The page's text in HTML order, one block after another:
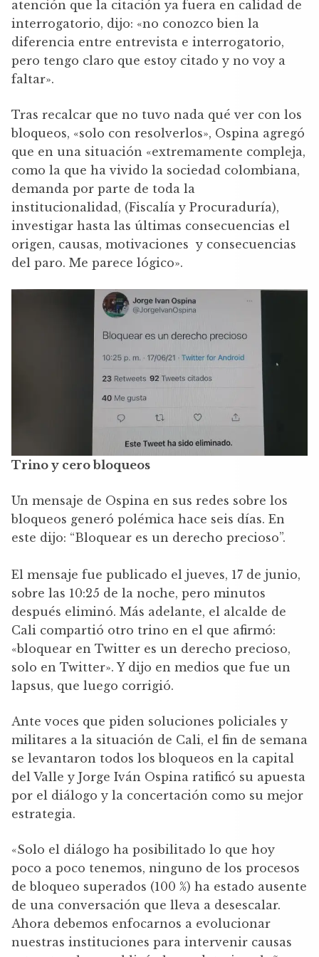
atención que la citación ya fuera en calidad de
interrogatorio, dijo: «no conozco bien la
diferencia entre entrevista e interrogatorio,
pero tengo claro que estoy citado y no voy a
faltar».
Tras recalcar que no tuvo nada qué ver con los
bloqueos, «solo con resolverlos», Ospina agregó
que en una situación «extremamente compleja,
como la que ha vivido la sociedad colombiana,
demanda por parte de toda la
institucionalidad, (Fiscalía y Procuraduría),
investigar hasta las últimas consecuencias el
origen, causas, motivaciones y consecuencias
del paro. Me parece lógico».
Trino y cero bloqueos
Un mensaje de Ospina en sus redes sobre los
bloqueos generó polémica hace seis días. En
este dijo: “Bloquear es un derecho precioso”.
El mensaje fue publicado el jueves, 17 de junio,
sobre las 10:25 de la noche, pero minutos
después eliminó. Más adelante, el alcalde de
Cali compartió otro trino en el que afirmó:
«bloquear en Twitter es un derecho precioso,
solo en Twitter». Y dijo en medios que fue un
lapsus, que luego corrigió.
Ante voces que piden soluciones policiales y
militares a la situación de Cali, el fin de semana
se levantaron todos los bloqueos en la capital
del Valle y Jorge Iván Ospina ratificó su apuesta
por el diálogo y la concertación como su mejor
estrategia.
«Solo el diálogo ha posibilitado lo que hoy
poco a poco tenemos, ninguno de los procesos
de bloqueo superados (100 %) ha estado ausente
de una conversación que lleva a desescalar.
Ahora debemos enfocarnos a evolucionar
nuestras instituciones para intervenir causas